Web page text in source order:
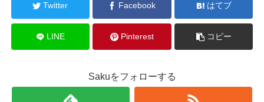
Twitter Facebook はてブ
LINE Pinterest コピー
Sakuをフォローする